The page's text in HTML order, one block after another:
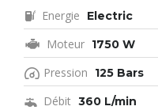
Energie Electric
Moteur 1750 W
Pression 125 Bars
Débit 360 L/min